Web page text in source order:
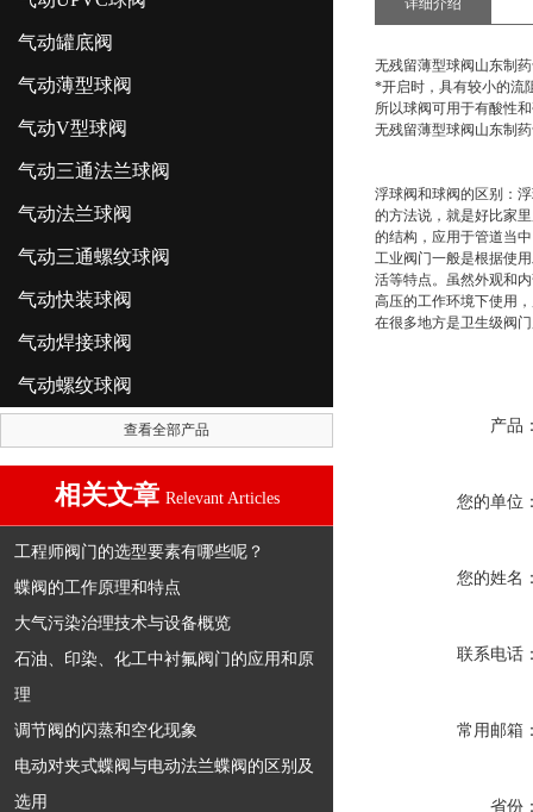
气动罐底阀
气动薄型球阀
气动V型球阀
气动三通法兰球阀
气动法兰球阀
气动三通螺纹球阀
气动快装球阀
气动焊接球阀
气动螺纹球阀
查看全部产品
相关文章 Relevant Articles
工程师阀门的选型要素有哪些呢？
蝶阀的工作原理和特点
大气污染治理技术与设备概览
石油、印染、化工中衬氟阀门的应用和原
理
调节阀的闪蒸和空化现象
电动对夹式蝶阀与电动法兰蝶阀的区别及
选用
详细介绍
无残留薄型球阀山东制
*开启时，具有较小的流
所以球阀可用于有酸性
无残留薄型球阀山东制
浮球阀和球阀的区别：
的方法说，就是好比家
的结构，应用于管道当
工业阀门一般是根据使
活等特点。虽然外观和
高压的工作环境下使用
在很多地方是卫生级阀
产品
您的单位
您的姓名
联系电话
常用邮箱
省份